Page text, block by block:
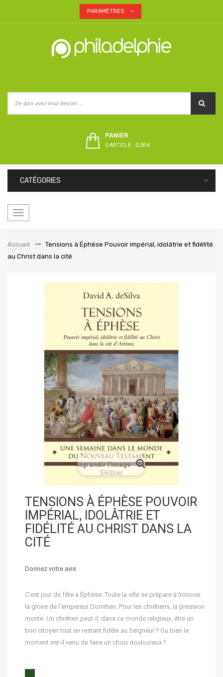
PARAMÈTRES
PANIER
0 ARTICLE - 0,00 €
CATÉGORIES
Basculer
Accueil
&gt;Tensions à Éphèse Pouvoir impérial, idolâtrie et fidélité
au Christ dans la cité
Agrandir l'image
TENSIONS À ÉPHÈSE POUVOIR
IMPÉRIAL, IDOLÂTRIE ET
FIDÉLITÉ AU CHRIST DANS LA
CITÉ
Donnez votre avis
C’est jour de fête à Éphèse. Toute la ville se prépare à honorer
la gloire de l’empereur Domitien. Pour les chrétiens, la pression
monte. Un chrétien peut-il, dans ce monde religieux, être un
bon citoyen tout en restant fidèle au Seigneur ? Ou bien le
moment est-il venu de faire un choix douloureux ?